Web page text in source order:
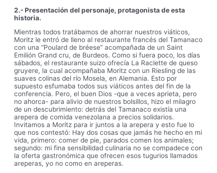
2.- Presentación del personaje, protagonista de esta
historia.
Mientras todos tratábamos de ahorrar nuestros viáticos,
Moritz le entró de lleno al restaurante francés del Tamanaco
con una “Poulard de bréese” acompañada de un Saint
Emilión Grand cru, de Burdeos. Como si fuera poco, los días
sábados, el restaurante suizo ofrecía La Raclette de queso
gruyere, la cual acompañaba Moritz con un Riesling de las
suaves colinas del río Mosela, en Alemania. Esto por
supuesto esfumaba todos sus viáticos antes del fin de la
conferencia. Pero, el buen Dios -que a veces aprieta, pero
no ahorca- para alivio de nuestros bolsillos, hizo el milagro
de un descubrimiento: detrás del Tamanaco existía una
arepera de comida venezolana a precios solidarios.
Invitamos a Moritz para ir juntos a la arepera y esto fue lo
que nos contestó: Hay dos cosas que jamás he hecho en mi
vida, primero: comer de pie, parados comen los animales;
segundo: mi fina sensibilidad culinaria no se compadece con
la oferta gastronómica que ofrecen esos tugurios llamados
areperas, yo no como en areperas.